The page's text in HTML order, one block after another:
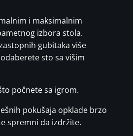
i maksimalnim
izbora stola.
gubitaka više
sto sa višim
počnete sa igrom.
pokušaja opklade brzo
spremni da izdržite.